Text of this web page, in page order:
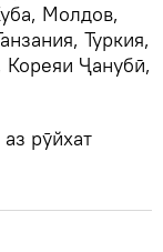
Молдов,
Туркия,
Ҷанубӣ,
рӯйхат